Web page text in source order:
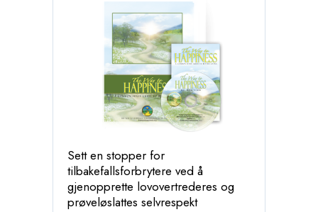
Sett en stopper for
tilbakefallsforbrytere ved å
gjenopprette lovovertrederes og
prøveløslattes selvrespekt